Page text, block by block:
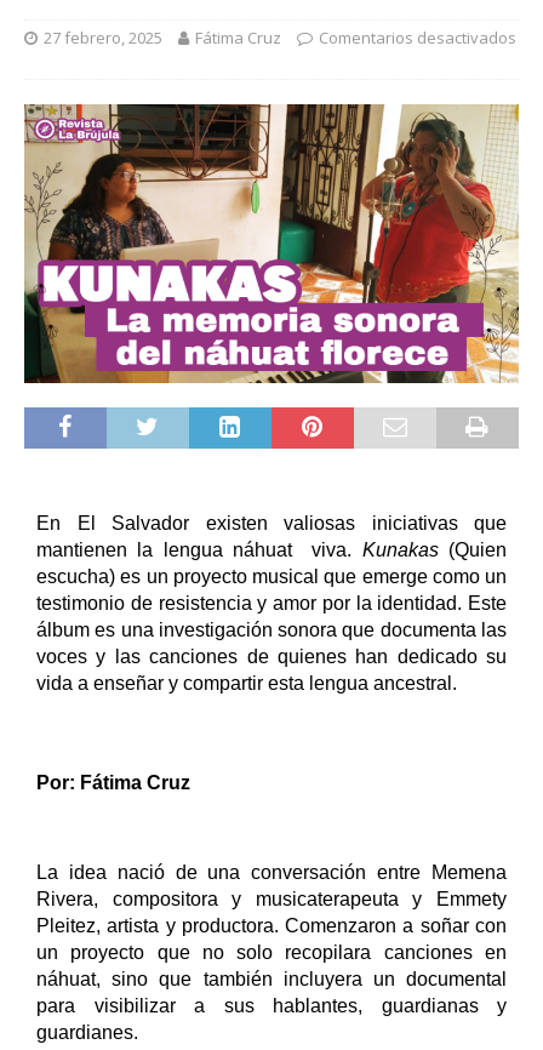
27 febrero, 2025 Fátima Cruz Comentarios desactivados
En El Salvador existen valiosas iniciativas que
mantienen la lengua náhuat  viva. Kunakas (Quien
escucha) es un proyecto musical que emerge como un
testimonio de resistencia y amor por la identidad. Este
álbum es una investigación sonora que documenta las
voces y las canciones de quienes han dedicado su
vida a enseñar y compartir esta lengua ancestral.
Por: Fátima Cruz
La idea nació de una conversación entre Memena
Rivera, compositora y musicaterapeuta y Emmety
Pleitez, artista y productora. Comenzaron a soñar con
un proyecto que no solo recopilara canciones en
náhuat, sino que también incluyera un documental
para visibilizar a sus hablantes, guardianas y
guardianes.